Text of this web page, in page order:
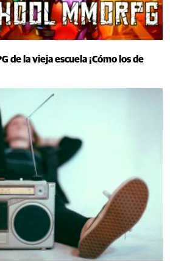
de la vieja escuela ¡Cómo los de